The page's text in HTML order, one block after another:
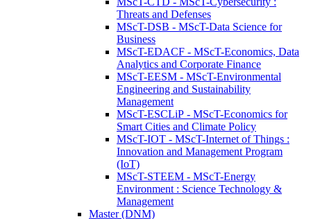
Threats and Defenses
MScT-DSB - MScT-Data Science for
Business
MScT-EDACF - MScT-Economics, Data
Analytics and Corporate Finance
MScT-EESM - MScT-Environmental
Engineering and Sustainability
Management
MScT-ESCLiP - MScT-Economics for
Smart Cities and Climate Policy
MScT-IOT - MScT-Internet of Things :
Innovation and Management Program
(IoT)
MScT-STEEM - MScT-Energy
Environment : Science Technology &
Management
Master (DNM)